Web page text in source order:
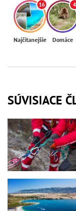
16
Najčítanejšie
4
Domáce
SÚVISIACE